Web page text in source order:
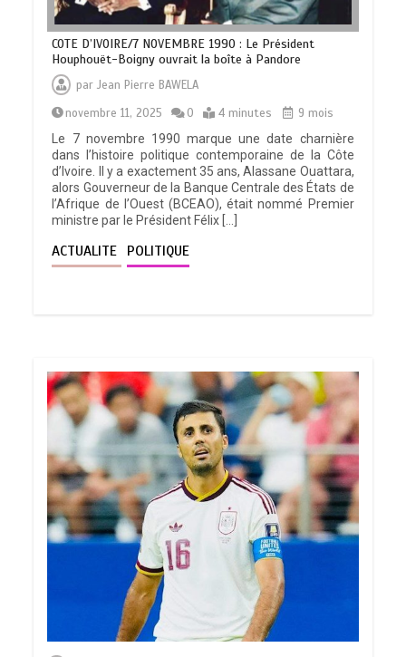
COTE D’IVOIRE/7 NOVEMBRE 1990 : Le Président
Houphouët-Boigny ouvrait la boîte à Pandore
parJean Pierre BAWELA
novembre 11, 2025
0 4 minutes
9 mois
Le 7 novembre 1990 marque une date charnière
dans l’histoire politique contemporaine de la Côte
d’Ivoire. Il y a exactement 35 ans, Alassane Ouattara,
alors Gouverneur de la Banque Centrale des États de
l’Afrique de l’Ouest (BCEAO), était nommé Premier
ministre par le Président Félix […]
ACTUALITE POLITIQUE